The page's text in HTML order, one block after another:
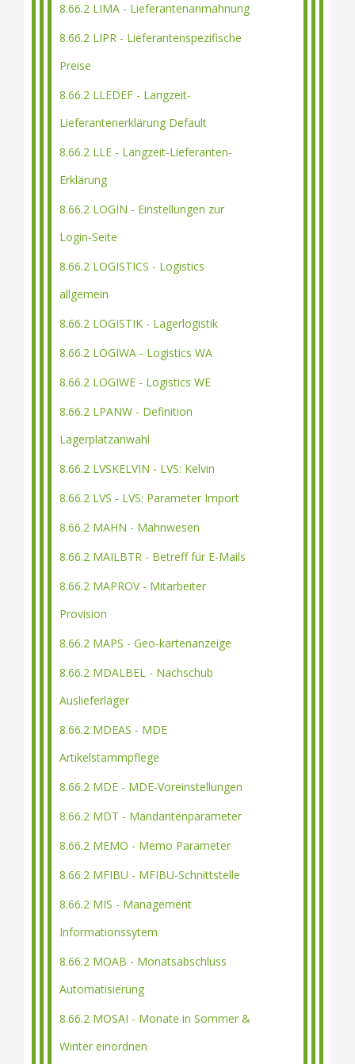
8.66.2 LIMA - Lieferantenanmahnung
8.66.2 LIPR - Lieferantenspezifische
Preise
8.66.2 LLEDEF - Langzeit-
Lieferantenerklärung Default
8.66.2 LLE - Langzeit-Lieferanten-
Erklärung
8.66.2 LOGIN - Einstellungen zur
Login-Seite
8.66.2 LOGISTICS - Logistics
allgemein
8.66.2 LOGISTIK - Lagerlogistik
8.66.2 LOGIWA - Logistics WA
8.66.2 LOGIWE - Logistics WE
8.66.2 LPANW - Definition
Lagerplatzanwahl
8.66.2 LVSKELVIN - LVS: Kelvin
8.66.2 LVS - LVS: Parameter Import
8.66.2 MAHN - Mahnwesen
8.66.2 MAILBTR - Betreff für E-Mails
8.66.2 MAPROV - Mitarbeiter
Provision
8.66.2 MAPS - Geo-kartenanzeige
8.66.2 MDALBEL - Nachschub
Auslieferläger
8.66.2 MDEAS - MDE
Artikelstammpflege
8.66.2 MDE - MDE-Voreinstellungen
8.66.2 MDT - Mandantenparameter
8.66.2 MEMO - Memo Parameter
8.66.2 MFIBU - MFIBU-Schnittstelle
8.66.2 MIS - Management
Informationssytem
8.66.2 MOAB - Monatsabschluss
Automatisierung
8.66.2 MOSAI - Monate in Sommer &
Winter einordnen